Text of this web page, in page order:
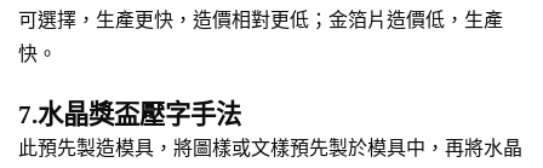
可選擇，生產更快，造價相對更低；金箔片造價低，生產
快。
7.水晶獎盃壓字手法
此預先製造模具，將圖樣或文樣預先製於模具中，再將水晶